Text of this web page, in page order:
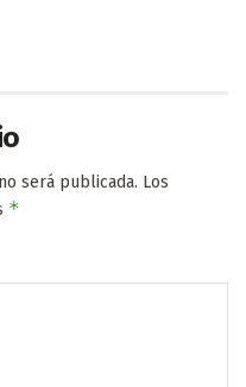
será publicada. Los
*